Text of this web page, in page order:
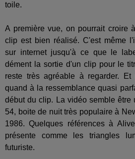
toile.
A première vue, on pourrait croire
clip est bien réalisé. C'est même
sur internet jusqu'à ce que le
dément la sortie d'un clip pour le
reste très agréable à regarder.
quand à la ressemblance quasi
début du clip. La vidéo semble être
54, boite de nuit très populaire à
1986. Quelques références à
présente comme les triangles
futuriste.